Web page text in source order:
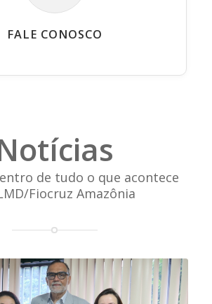
FALE CONOSCO
de tudo o que acontece
Fiocruz Amazônia